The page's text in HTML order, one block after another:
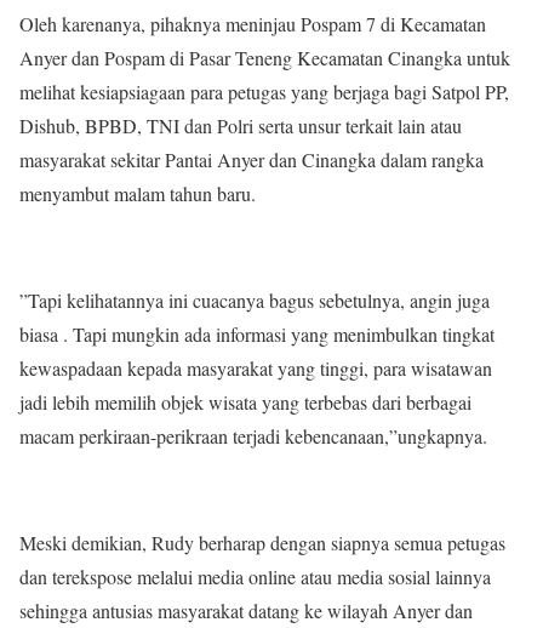
Oleh karenanya, pihaknya meninjau Pospam 7 di Kecamatan
Anyer dan Pospam di Pasar Teneng Kecamatan Cinangka untuk
melihat kesiapsiagaan para petugas yang berjaga bagi Satpol PP,
Dishub, BPBD, TNI dan Polri serta unsur terkait lain atau
masyarakat sekitar Pantai Anyer dan Cinangka dalam rangka
menyambut malam tahun baru.
”Tapi kelihatannya ini cuacanya bagus sebetulnya, angin juga
biasa . Tapi mungkin ada informasi yang menimbulkan tingkat
kewaspadaan kepada masyarakat yang tinggi, para wisatawan
jadi lebih memilih objek wisata yang terbebas dari berbagai
macam perkiraan-perikraan terjadi kebencanaan,”ungkapnya.
Meski demikian, Rudy berharap dengan siapnya semua petugas
dan terekspose melalui media online atau media sosial lainnya
sehingga antusias masyarakat datang ke wilayah Anyer dan